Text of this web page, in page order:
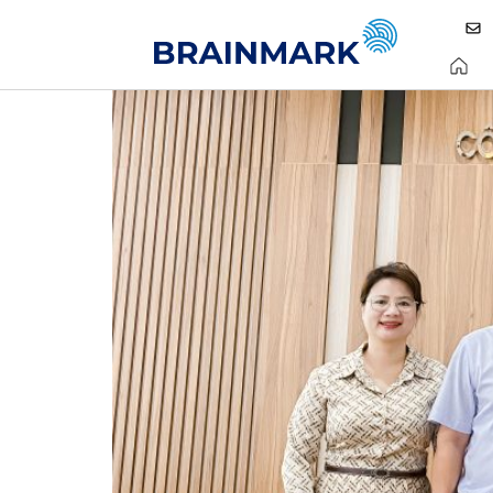
BrainMark khởi động dự án